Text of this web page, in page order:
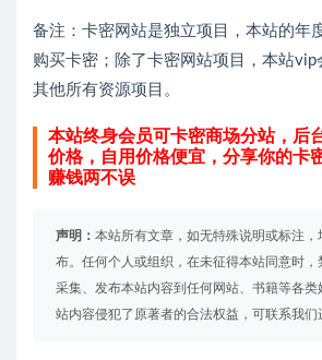
备注：卡密网站是独立项目，本站的年
购买卡密；除了卡密网站项目，本站vip
其他所有资源项目。
本站终身会员可卡密商场分站，后
价格，自用价格便宜，分享你的卡
赚钱两不误
声明： 本站所有文章，如无特殊说明或标注，
布。任何个人或组织，在未征得本站同意时，
采集、发布本站内容到任何网站、书籍等各类
站内容侵犯了原著者的合法权益，可联系我们